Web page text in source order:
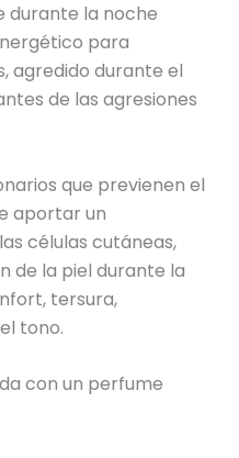
durante la noche
para
agredido durante el
de las agresiones
que previenen el
aportar un
células cutáneas,
de la piel durante la
tersura,
tono.
con un perfume